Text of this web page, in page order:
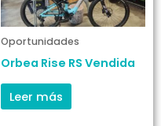
Oportunidades
Orbea Rise RS Vendida
Leer más